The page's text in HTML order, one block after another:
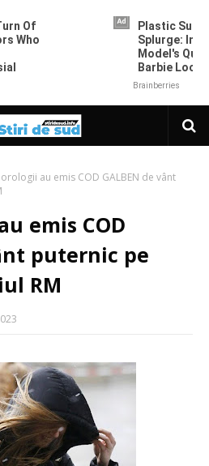
au emis COD GALBEN de vânt
emis COD
puternic pe
RM